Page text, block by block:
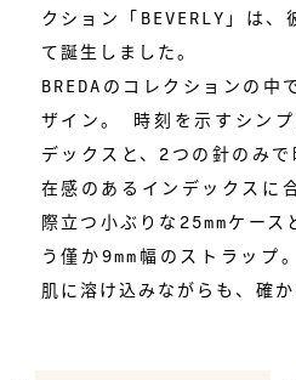
クション「BEVERLY」は、
て誕生しました。
BREDAのコレクションの中
ザイン。 時刻を示すシン
デックスと、2つの針のみ
在感のあるインデックスに
際立つ小ぶりな25mmケー
う僅か9mm幅のストラップ
肌に溶け込みながらも、確